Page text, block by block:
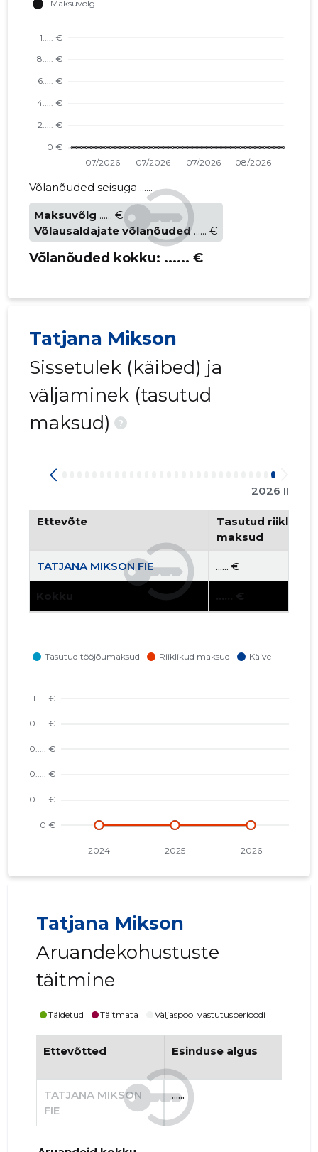
Võlanõuded seisuga ......
Maksuvõlg ...... €
Võlausaldajate võlanõuded ...... €
Võlanõuded kokku: ...... €
Tatjana Mikson
Sissetulek (käibed) ja
väljaminek (tasutud
maksud)
?
2026 II
Ettevõte
Tasutud riiklikud
maksud
TATJANA MIKSON FIE ...... €
Kokku ...... €
Tatjana Mikson
Aruandekohustuste
täitmine
Täidetud Täitmata Väljaspool vastutusperioodi
Ettevõtted Esinduse algus
TATJANA MIKSON
FIE
......